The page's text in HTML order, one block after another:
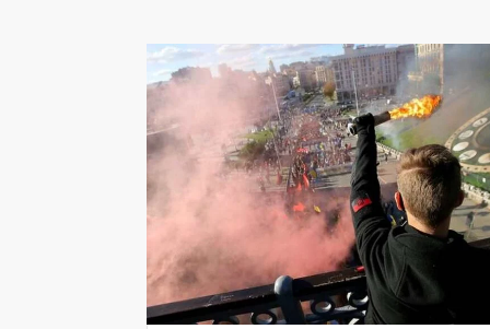
lengyel
kapcsolatok
válsága
és
az
UPA-
kultusz
történelmi
háttere